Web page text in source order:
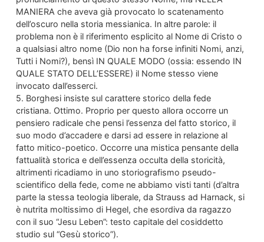
MANIERA che aveva già provocato lo scatenamento
dell’oscuro nella storia messianica. In altre parole: il
problema non è il riferimento esplicito al Nome di Cristo o
a qualsiasi altro nome (Dio non ha forse infiniti Nomi, anzi,
Tutti i Nomi?), bensì IN QUALE MODO (ossia: essendo IN
QUALE STATO DELL’ESSERE) il Nome stesso viene
invocato dall’esserci.
5. Borghesi insiste sul carattere storico della fede
cristiana. Ottimo. Proprio per questo allora occorre un
pensiero radicale che pensi l’essenza del fatto storico, il
suo modo d’accadere e darsi ad essere in relazione al
fatto mitico-poetico. Occorre una mistica pensante della
fattualità storica e dell’essenza occulta della storicità,
altrimenti ricadiamo in uno storiografismo pseudo-
scientifico della fede, come ne abbiamo visti tanti (d’altra
parte la stessa teologia liberale, da Strauss ad Harnack, si
è nutrita moltissimo di Hegel, che esordiva da ragazzo
con il suo “Jesu Leben”: testo capitale del cosiddetto
studio sul “Gesù storico”).